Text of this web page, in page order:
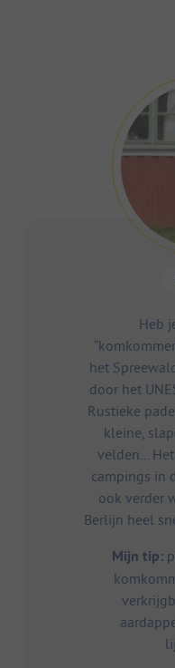
Heb
het
door het
Rustieke
kleine,
velden...
campings in
ook verder
Berlijn heel
Mijn tip: